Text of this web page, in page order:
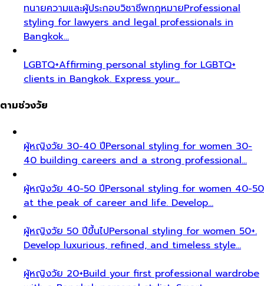
ทนายความและผู้ประกอบวิชาชีพกฎหมายProfessional
styling for lawyers and legal professionals in
Bangkok…
LGBTQ+Affirming personal styling for LGBTQ+
clients in Bangkok. Express your…
ตามช่วงวัย
ผู้หญิงวัย 30-40 ปีPersonal styling for women 30-
40 building careers and a strong professional…
ผู้หญิงวัย 40-50 ปีPersonal styling for women 40-50
at the peak of career and life. Develop…
ผู้หญิงวัย 50 ปีขึ้นไปPersonal styling for women 50+.
Develop luxurious, refined, and timeless style…
ผู้หญิงวัย 20+Build your first professional wardrobe